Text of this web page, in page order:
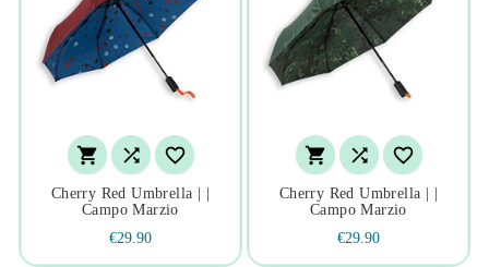
  
Cherry Red Umbrella | |
Campo Marzio
€29.90
  
Cherry Red Umbrella | |
Campo Marzio
€29.90